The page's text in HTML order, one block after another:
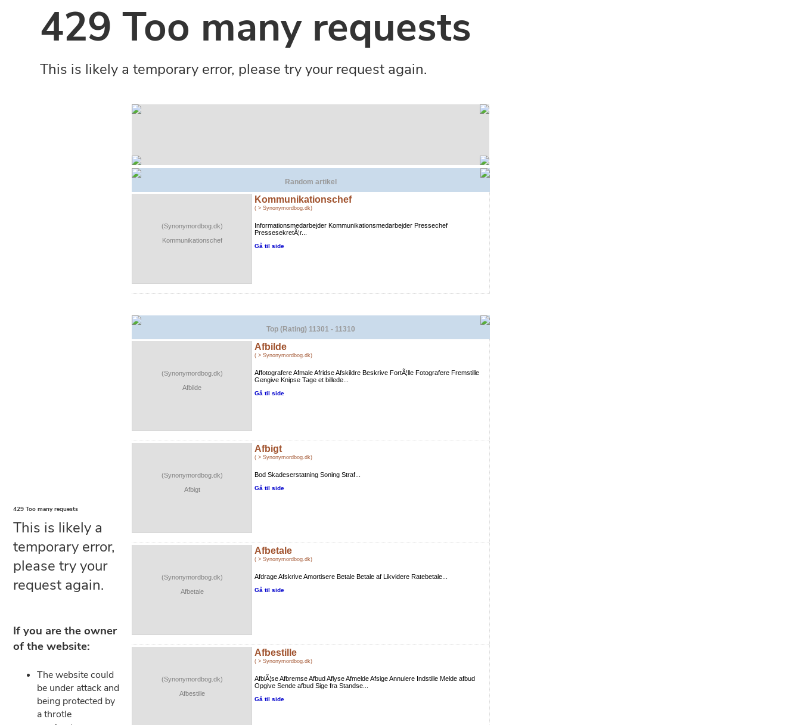
Random artikel
(Synonymordbog.dk)
Kommunikationschef
Kommunikationschef
( > Synonymordbog.dk)
Informationsmedarbejder Kommunikationsmedarbejder Pressechef
PressesekretÃ¦r...
Gå til side
Top (Rating) 11301 - 11310
(Synonymordbog.dk)
Afbilde
Afbilde
( > Synonymordbog.dk)
Affotografere Afmale Afridse Afskildre Beskrive FortÃ¦lle Fotografere Fremstille
Gengive Knipse Tage et billede...
Gå til side
(Synonymordbog.dk)
Afbigt
Afbigt
( > Synonymordbog.dk)
Bod Skadeserstatning Soning Straf...
Gå til side
(Synonymordbog.dk)
Afbetale
Afbetale
( > Synonymordbog.dk)
Afdrage Afskrive Amortisere Betale Betale af Likvidere Ratebetale...
Gå til side
(Synonymordbog.dk)
Afbestille
Afbestille
( > Synonymordbog.dk)
AfblÃ¦se Afbremse Afbud Aflyse Afmelde Afsige Annulere Indstille Melde afbud
Opgive Sende afbud Sige fra Standse...
Gå til side